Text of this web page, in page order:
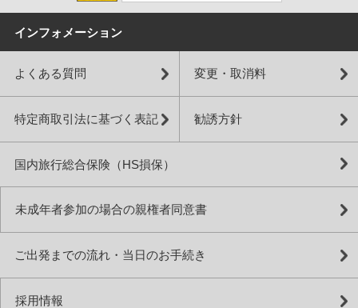
インフォメーション
よくある質問 変更・取消料
特定商取引法に基づく表記 勧誘方針
国内旅行総合保険（HS損保）
未成年者参加の場合の親権者同意書
ご出発までの流れ・当日のお手続き
採用情報